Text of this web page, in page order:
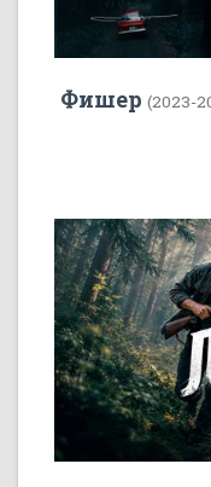
Фишер (2023-